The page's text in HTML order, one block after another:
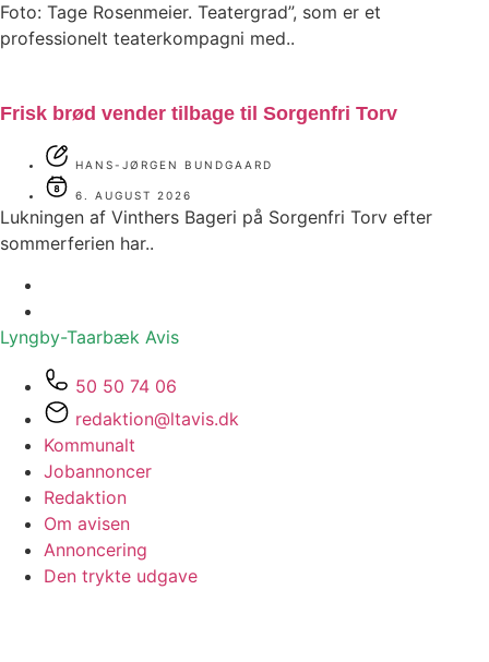
Foto: Tage Rosenmeier. Teatergrad”, som er et
professionelt teaterkompagni med..
Frisk brød vender tilbage til Sorgenfri Torv
HANS-JØRGEN BUNDGAARD
6. AUGUST 2026
Lukningen af Vinthers Bageri på Sorgenfri Torv efter
sommerferien har..
Lyngby-Taarbæk Avis
50 50 74 06
redaktion@ltavis.dk
Kommunalt
Jobannoncer
Redaktion
Om avisen
Annoncering
Den trykte udgave